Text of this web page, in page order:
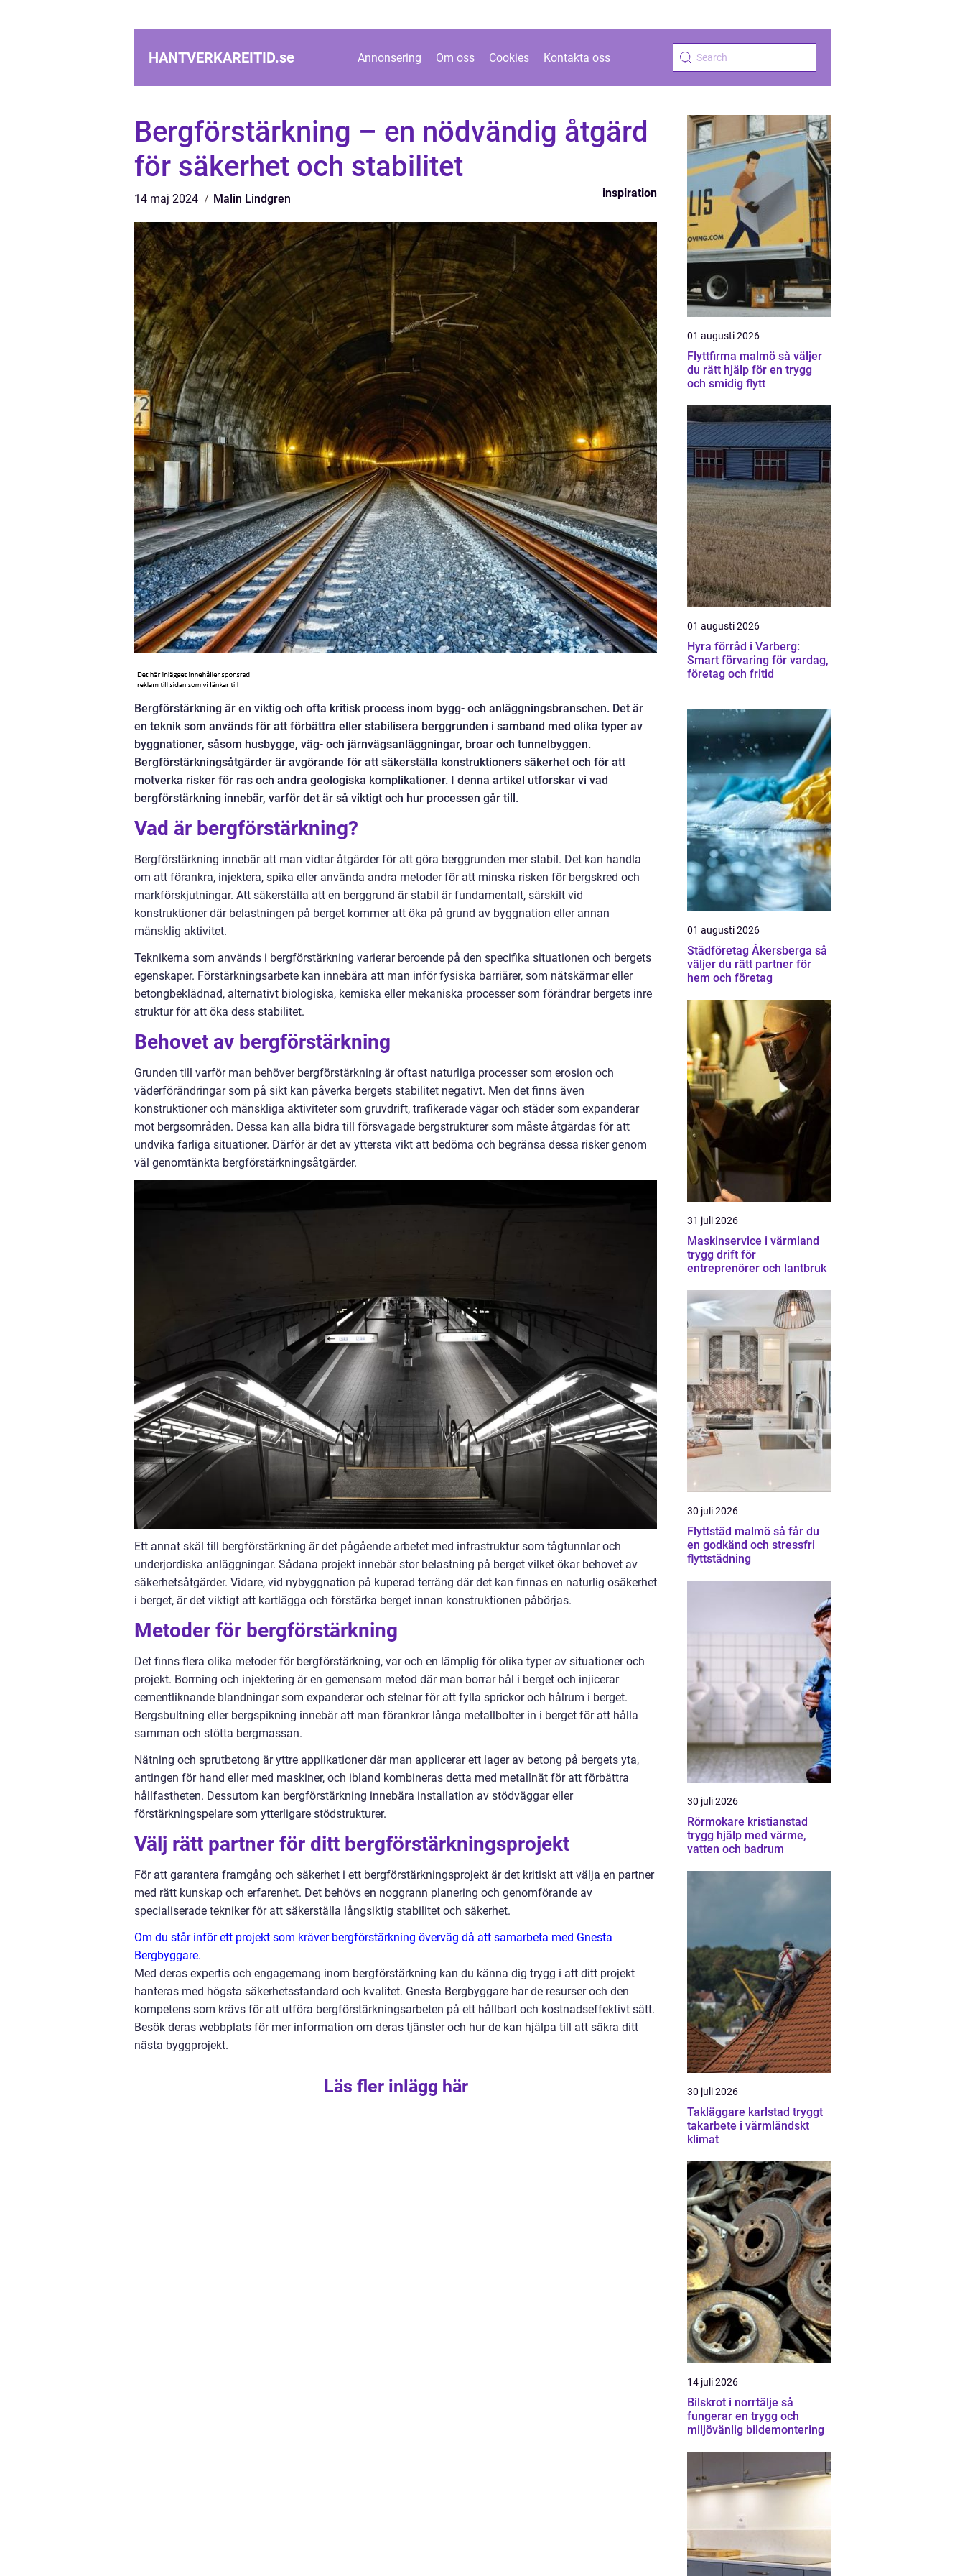
HANTVERKAREITID.se Annonsering Om oss Cookies Kontakta oss
Bergförstärkning – en nödvändig åtgärd
för säkerhet och stabilitet
14 maj 2024 Malin Lindgren inspiration
Bergförstärkning är en viktig och ofta kritisk process inom bygg- och anläggningsbranschen. Det är
en teknik som används för att förbättra eller stabilisera berggrunden i samband med olika typer av
byggnationer, såsom husbygge, väg- och järnvägsanläggningar, broar och tunnelbyggen.
Bergförstärkningsåtgärder är avgörande för att säkerställa konstruktioners säkerhet och för att
motverka risker för ras och andra geologiska komplikationer. I denna artikel utforskar vi vad
bergförstärkning innebär, varför det är så viktigt och hur processen går till.
Vad är bergförstärkning?
Bergförstärkning innebär att man vidtar åtgärder för att göra berggrunden mer stabil. Det kan handla
om att förankra, injektera, spika eller använda andra metoder för att minska risken för bergskred och
markförskjutningar. Att säkerställa att en berggrund är stabil är fundamentalt, särskilt vid
konstruktioner där belastningen på berget kommer att öka på grund av byggnation eller annan
mänsklig aktivitet.
Teknikerna som används i bergförstärkning varierar beroende på den specifika situationen och bergets
egenskaper. Förstärkningsarbete kan innebära att man inför fysiska barriärer, som nätskärmar eller
betongbeklädnad, alternativt biologiska, kemiska eller mekaniska processer som förändrar bergets inre
struktur för att öka dess stabilitet.
Behovet av bergförstärkning
Grunden till varför man behöver bergförstärkning är oftast naturliga processer som erosion och
väderförändringar som på sikt kan påverka bergets stabilitet negativt. Men det finns även
konstruktioner och mänskliga aktiviteter som gruvdrift, trafikerade vägar och städer som expanderar
mot bergsområden. Dessa kan alla bidra till försvagade bergstrukturer som måste åtgärdas för att
undvika farliga situationer. Därför är det av yttersta vikt att bedöma och begränsa dessa risker genom
väl genomtänkta bergförstärkningsåtgärder.
Ett annat skäl till bergförstärkning är det pågående arbetet med infrastruktur som tågtunnlar och
underjordiska anläggningar. Sådana projekt innebär stor belastning på berget vilket ökar behovet av
säkerhetsåtgärder. Vidare, vid nybyggnation på kuperad terräng där det kan finnas en naturlig osäkerhet
i berget, är det viktigt att kartlägga och förstärka berget innan konstruktionen påbörjas.
Metoder för bergförstärkning
Det finns flera olika metoder för bergförstärkning, var och en lämplig för olika typer av situationer och
projekt. Borrning och injektering är en gemensam metod där man borrar hål i berget och injicerar
cementliknande blandningar som expanderar och stelnar för att fylla sprickor och hålrum i berget.
Bergsbultning eller bergspikning innebär att man förankrar långa metallbolter in i berget för att hålla
samman och stötta bergmassan.
Nätning och sprutbetong är yttre applikationer där man applicerar ett lager av betong på bergets yta,
antingen för hand eller med maskiner, och ibland kombineras detta med metallnät för att förbättra
hållfastheten. Dessutom kan bergförstärkning innebära installation av stödväggar eller
förstärkningspelare som ytterligare stödstrukturer.
Välj rätt partner för ditt bergförstärkningsprojekt
För att garantera framgång och säkerhet i ett bergförstärkningsprojekt är det kritiskt att välja en partner
med rätt kunskap och erfarenhet. Det behövs en noggrann planering och genomförande av
specialiserade tekniker för att säkerställa långsiktig stabilitet och säkerhet.
Om du står inför ett projekt som kräver bergförstärkning överväg då att samarbeta med Gnesta
Bergbyggare.
Med deras expertis och engagemang inom bergförstärkning kan du känna dig trygg i att ditt projekt
hanteras med högsta säkerhetsstandard och kvalitet. Gnesta Bergbyggare har de resurser och den
kompetens som krävs för att utföra bergförstärkningsarbeten på ett hållbart och kostnadseffektivt sätt.
Besök deras webbplats för mer information om deras tjänster och hur de kan hjälpa till att säkra ditt
nästa byggprojekt.
Läs fler inlägg här
01 augusti 2026
Flyttfirma malmö så väljer
du rätt hjälp för en trygg
och smidig flytt
01 augusti 2026
Hyra förråd i Varberg:
Smart förvaring för vardag,
företag och fritid
01 augusti 2026
Städföretag Åkersberga så
väljer du rätt partner för
hem och företag
31 juli 2026
Maskinservice i värmland
trygg drift för
entreprenörer och lantbruk
30 juli 2026
Flyttstäd malmö så får du
en godkänd och stressfri
flyttstädning
30 juli 2026
Rörmokare kristianstad
trygg hjälp med värme,
vatten och badrum
30 juli 2026
Takläggare karlstad tryggt
takarbete i värmländskt
klimat
14 juli 2026
Bilskrot i norrtälje så
fungerar en trygg och
miljövänlig bildemontering